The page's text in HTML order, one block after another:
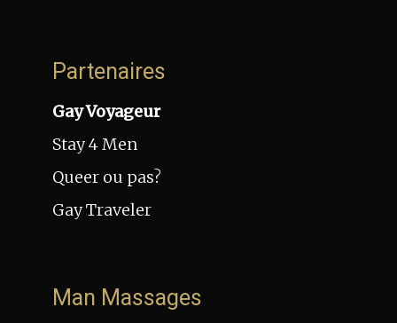
Partenaires
Gay Voyageur
Stay 4 Men
Queer ou pas?
Gay Traveler
Man Massages